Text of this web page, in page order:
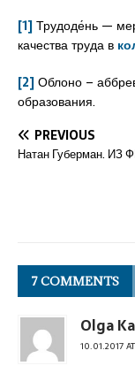
[1]Трудоде́нь —
качества труда в
[2]Облоно –
образования.
PREVIOUS
Натан Губерман.
7 COMMENTS
Olga
10.01.2017